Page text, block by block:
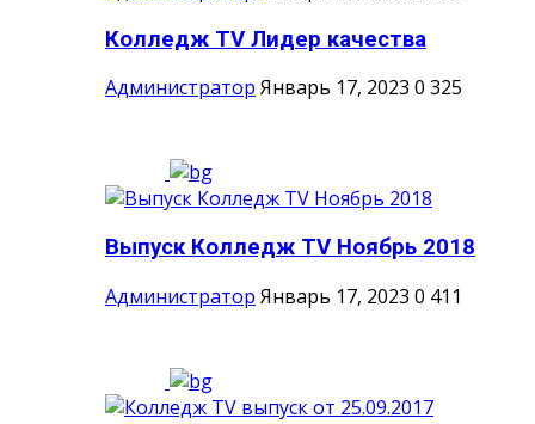
Колледж TV Лидер качества
Администратор Январь 17, 2023 0 325
Выпуск Колледж TV Ноябрь 2018
Администратор Январь 17, 2023 0 411